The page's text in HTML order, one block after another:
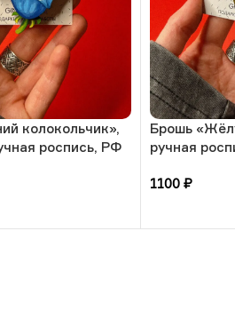
колокольчик»,
роспись, РФ
Брошь
ручная
1100₽